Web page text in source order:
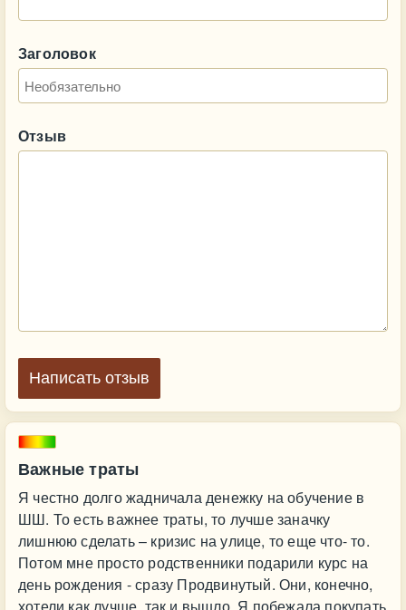
Важные траты
Я честно долго жадничала денежку на обучение в
ШШ. То есть важнее траты, то лучше заначку
лишнюю сделать – кризис на улице, то еще что- то.
Потом мне просто родственники подарили курс на
день рождения - сразу Продвинутый. Они, конечно,
Заголовок
Отзыв
Написать отзыв